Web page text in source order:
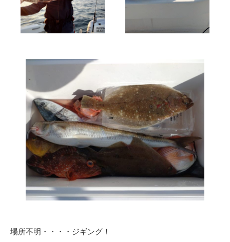
場所不明・・・・ジギング！